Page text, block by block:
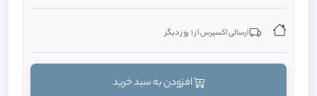
ارسالی اکسپرس از 1 روز دیگر